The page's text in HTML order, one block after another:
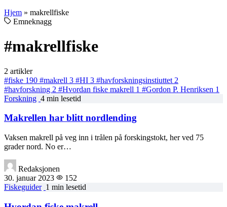
Hjem » makrellfiske
Emneknagg
#makrellfiske
2 artikler
#fiske 190 #makrell 3 #HI 3 #havforskningsinstiuttet 2
#havforskning 2 #Hvordan fiske makrell 1 #Gordon P. Henriksen 1
Forskning 4 min lesetid
Makrellen har blitt nordlending
Vaksen makrell på veg inn i trålen på forskingstokt, her ved 75
grader nord. No er…
Redaksjonen
30. januar 2023
152
Fiskeguider 1 min lesetid